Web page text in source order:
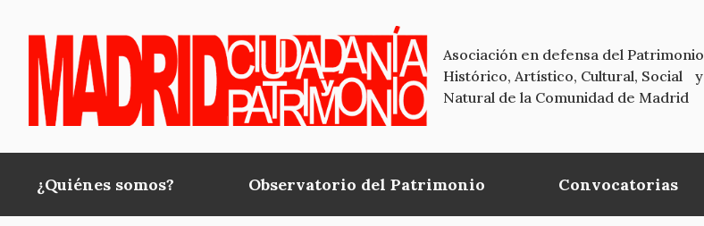
Asociación en defensa del Patrimonio
Histórico, Artístico, Cultural, Social y
Natural de la Comunidad de Madrid
Main
¿Quiénes somos? Observatorio del Patrimonio Convocatorias